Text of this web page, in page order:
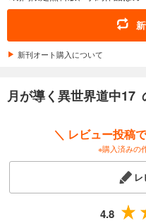
新刊オート購入について
月が導く異世界道中17
＼ レビュー投稿
※購入済みの
4.8